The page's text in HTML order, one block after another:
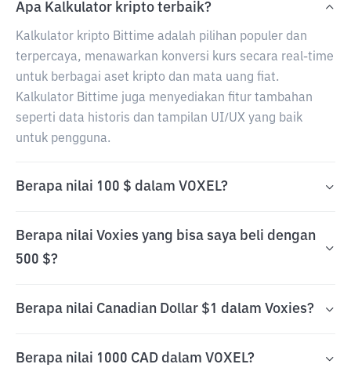
Apa Kalkulator kripto terbaik?
Kalkulator kripto Bittime adalah pilihan populer dan
terpercaya, menawarkan konversi kurs secara real-time
untuk berbagai aset kripto dan mata uang fiat.
Kalkulator Bittime juga menyediakan fitur tambahan
seperti data historis dan tampilan UI/UX yang baik
untuk pengguna.
Berapa nilai 100 $ dalam VOXEL?
Berapa nilai Voxies yang bisa saya beli dengan
500 $?
Berapa nilai Canadian Dollar $1 dalam Voxies?
Berapa nilai 1000 CAD dalam VOXEL?